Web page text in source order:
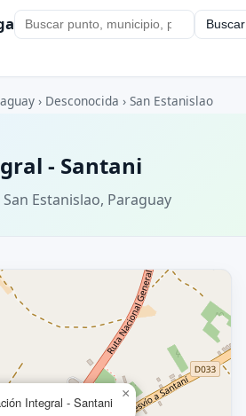
Buscar
› Desconocida › San Estanislao
- Santani
Estanislao, Paraguay
Integral - Santani
×